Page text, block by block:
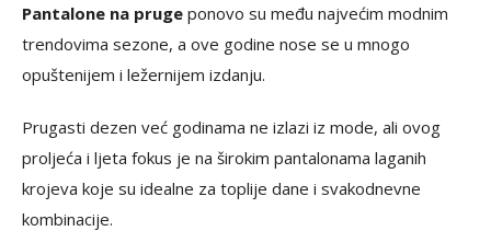
Pantalone na pruge ponovo su među najvećim modnim
trendovima sezone, a ove godine nose se u mnogo
opuštenijem i ležernijem izdanju.
Prugasti dezen već godinama ne izlazi iz mode, ali ovog
proljeća i ljeta fokus je na širokim pantalonama laganih
krojeva koje su idealne za toplije dane i svakodnevne
kombinacije.